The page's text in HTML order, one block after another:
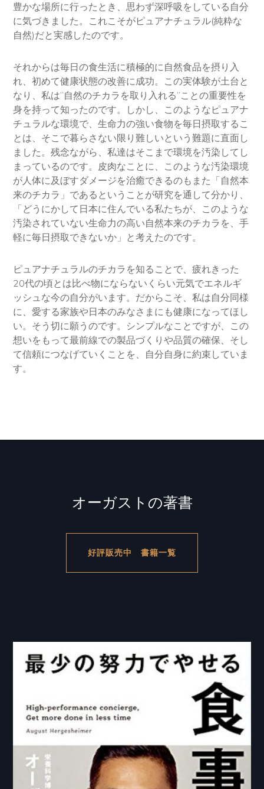
豊かな場所に行ったとき、思わず深呼吸をしている自分
に気づきました。これこそがピュアナチュラル(純粋な
自然)だと実感したのです。
それからは毎日の食生活に積極的に自然食品を摂り入
れ、初めて健康状態の改善に成功。この実体験が土台と
なり、私は“自然のチカラを取り入れる”ことの重要性を
身を持って知ったのです。しかし、このようなピュアナ
チュラルな環境で、生命力の強い食物を毎日摂取するこ
とは、そこで暮らさない限り難しいという難題に直面し
ました。残念ながら、私達はそこまで環境を汚染してし
まっているのです。皮肉なことに、このような汚染環境
が人体に及ぼすダメージを治癒できるのもまた「自然本
来のチカラ」であるということが研究を通して分かり、
「どうにかして日本に住んでいる私たちが、このような
汚染されていない生命力の高い自然本来のチカラを、手
軽に毎日摂取できないか」と考えたのです。
ピュアナチュラルのチカラを知ることで、疲れきった
20代の頃とは比べ物にならないくらい元気でエネルギ
ッシュな今の自分がいます。だからこそ、私は自分同様
に、愛する家族や日本のみなさまにも健康になってほし
い。そう切に願うのです。シンプルなことですが、この
想いをもって最前線での製品づくりや品質の確保、そし
て信頼につなげていくことを、自分自身に約束していま
す。
オーガストの著書
好評販売中 書籍一覧